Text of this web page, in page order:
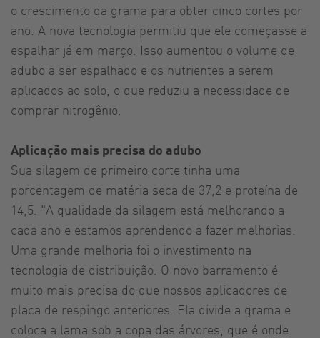
o crescimento da grama para obter cinco cortes por
ano. A nova tecnologia permitiu que ele começasse a
espalhar já em março. Isso aumentou o volume de
adubo a ser espalhado e os nutrientes a serem
aplicados ao solo, o que reduziu a necessidade de
comprar nitrogênio.
Aplicação mais precisa do adubo
Sua silagem de primeiro corte tinha uma
porcentagem de matéria seca de 37,2 e proteína de
14,5. "A qualidade da silagem está melhorando a
cada ano e estamos aprendendo a fazer melhorias.
Uma grande melhoria foi o investimento na
tecnologia de distribuição. O novo barramento é
muito mais precisa do que nossos aplicadores de
placa de respingo anteriores. Ela divide a grama e
coloca a lama sob a copa das árvores, que é onde